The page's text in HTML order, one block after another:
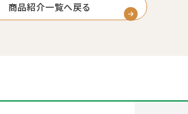
商品紹介一覧へ戻る